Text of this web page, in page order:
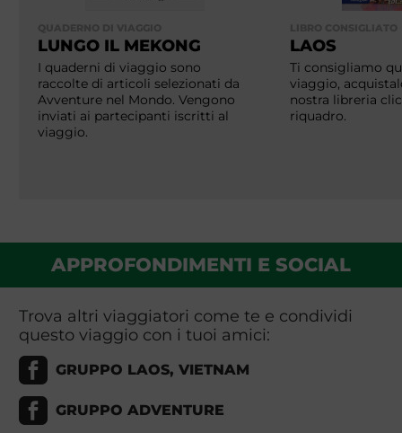
LUNGO IL MEKONG
I quaderni di viaggio sono
raccolte di articoli selezionati da
Avventure nel Mondo. Vengono
inviati ai partecipanti iscritti al
viaggio.
LAOS
Ti consigliamo
viaggio,
nostra libreria
riquadro.
APPROFONDIMENTI E SOCIAL
Trova altri viaggiatori come te e condividi
questo viaggio con i tuoi amici:
GRUPPO LAOS, VIETNAM
GRUPPO ADVENTURE